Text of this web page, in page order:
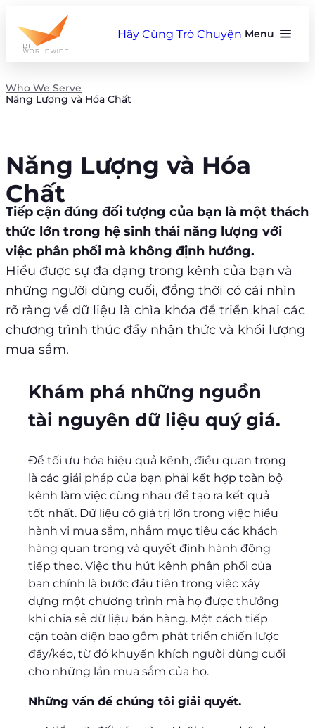
content
Menu
Hãy Cùng Trò Chuyện
Who We Serve
Năng Lượng và Hóa Chất
Năng Lượng và Hóa
Chất
Tiếp cận đúng đối tượng của bạn là một thách
thức lớn trong hệ sinh thái năng lượng với
việc phân phối mà không định hướng.
Hiểu được sự đa dạng trong kênh của bạn và
những người dùng cuối, đồng thời có cái nhìn
rõ ràng về dữ liệu là chìa khóa để triển khai các
chương trình thúc đẩy nhận thức và khối lượng
mua sắm.
Khám phá những nguồn
tài nguyên dữ liệu quý giá.
Để tối ưu hóa hiệu quả kênh, điều quan trọng
là các giải pháp của bạn phải kết hợp toàn bộ
kênh làm việc cùng nhau để tạo ra kết quả
tốt nhất. Dữ liệu có giá trị lớn trong việc hiểu
hành vi mua sắm, nhắm mục tiêu các khách
hàng quan trọng và quyết định hành động
tiếp theo. Việc thu hút kênh phân phối của
bạn chính là bước đầu tiên trong việc xây
dựng một chương trình mà họ được thưởng
khi chia sẻ dữ liệu bán hàng. Một cách tiếp
cận toàn diện bao gồm phát triển chiến lược
đẩy/kéo, từ đó khuyến khích người dùng cuối
cho những lần mua sắm của họ.
Những vấn đề chúng tôi giải quyết.